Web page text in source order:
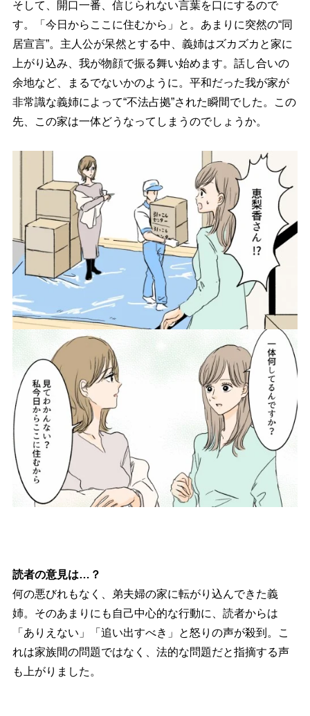
そして、開口一番、信じられない言葉を口にするので
す。「今日からここに住むから」と。あまりに突然の“同
居宣言”。主人公が呆然とする中、義姉はズカズカと家に
上がり込み、我が物顔で振る舞い始めます。話し合いの
余地など、まるでないかのように。平和だった我が家が
非常識な義姉によって“不法占拠”された瞬間でした。この
先、この家は一体どうなってしまうのでしょうか。
読者の意見は…？
何の悪びれもなく、弟夫婦の家に転がり込んできた義
姉。そのあまりにも自己中心的な行動に、読者からは
「ありえない」「追い出すべき」と怒りの声が殺到。こ
れは家族間の問題ではなく、法的な問題だと指摘する声
も上がりました。